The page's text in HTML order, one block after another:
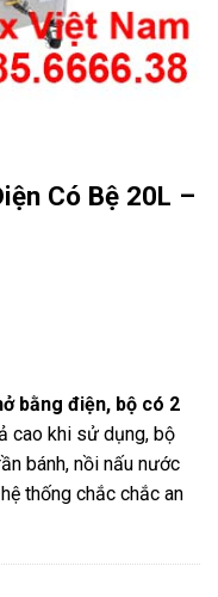
Có Bệ 20L –
bằng điện, bộ có 2
cao khi sử dụng, bộ
bánh, nồi nấu nước
thống chắc chắc an